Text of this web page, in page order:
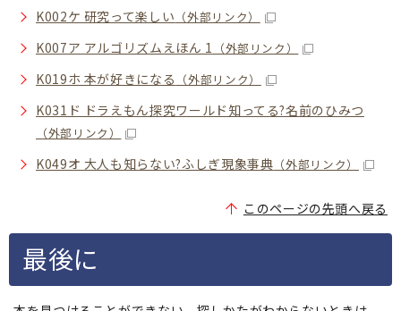
K002ケ 研究って楽しい （外部リンク）
K007ア アルゴリズムえほん 1 （外部リンク）
K019ホ 本が好きになる （外部リンク）
K031ド ドラえもん探究ワールド知ってる?名前のひみつ
（外部リンク）
K049オ 大人も知らない?ふしぎ現象事典 （外部リンク）
このページの先頭へ戻る
最後に